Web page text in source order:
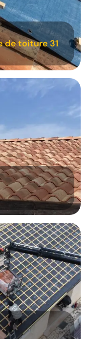
de toiture 31